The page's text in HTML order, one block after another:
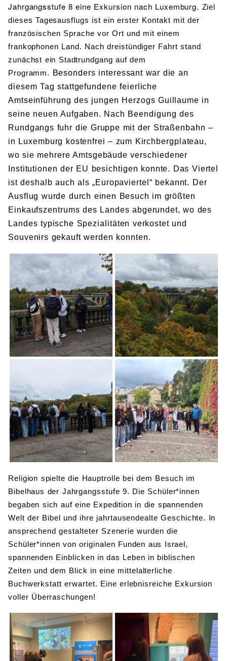
Jahrgangsstufe 8 eine Exkursion nach Luxemburg. Ziel
dieses Tagesausflugs ist ein erster Kontakt mit der
französischen Sprache vor Ort und mit einem
frankophonen Land. Nach dreistündiger Fahrt stand
zunächst ein Stadtrundgang auf dem
Programm. Besonders interessant war die an
diesem Tag stattgefundene feierliche
Amtseinführung des jungen Herzogs Guillaume in
seine neuen Aufgaben. Nach Beendigung des
Rundgangs fuhr die Gruppe mit der Straßenbahn –
in Luxemburg kostenfrei – zum Kirchbergplateau,
wo sie mehrere Amtsgebäude verschiedener
Institutionen der EU besichtigen konnte. Das Viertel
ist deshalb auch als „Europaviertel“ bekannt. Der
Ausflug wurde durch einen Besuch im größten
Einkaufszentrums des Landes abgerundet, wo des
Landes typische Spezialitäten verkostet und
Souvenirs gekauft werden konnten.
Religion spielte die Hauptrolle bei dem Besuch im
Bibelhaus der Jahrgangsstufe 9. Die Schüler*innen
begaben sich auf eine Expedition in die spannenden
Welt der Bibel und ihre jahrtausendealte Geschichte. In
ansprechend gestalteter Szenerie wurden die
Schüler*innen von originalen Funden aus Israel,
spannenden Einblicken in das Leben in biblischen
Zeiten und dem Blick in eine mittelalterliche
Buchwerkstatt erwartet. Eine erlebnisreiche Exkursion
voller Überraschungen!